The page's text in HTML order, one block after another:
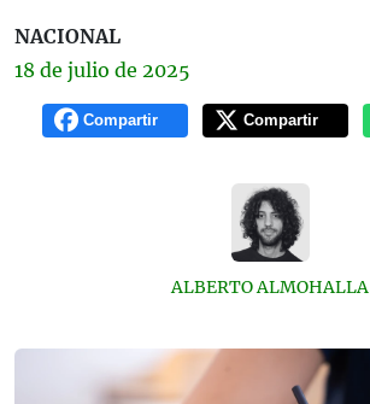
NACIONAL
18 de julio de 2025
Compartir Compartir
ALBERTO ALMOHALLA